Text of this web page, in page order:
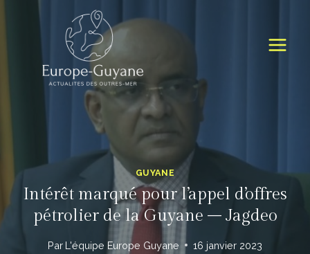
GUYANE
Intérêt marqué pour l’appel d’offres
pétrolier de la Guyane – Jagdeo
Par L'équipe Europe Guyane 16 janvier 2023